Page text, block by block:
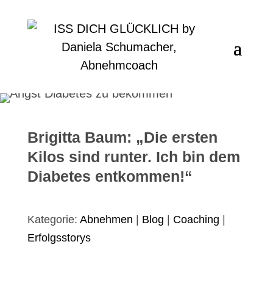
Brigitta Baum: „Die ersten
Kilos sind runter. Ich bin dem
Diabetes entkommen!“
Kategorie: Abnehmen Blog Coaching
Erfolgsstorys